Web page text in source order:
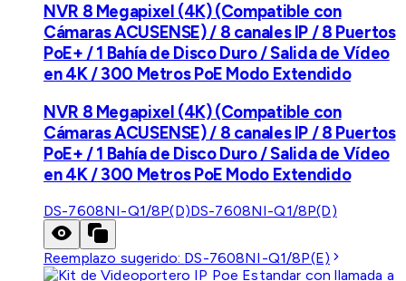
NVR 8 Megapixel (4K) (Compatible con
Cámaras ACUSENSE) / 8 canales IP / 8 Puertos
PoE+ / 1 Bahía de Disco Duro / Salida de Vídeo
en 4K / 300 Metros PoE Modo Extendido
NVR 8 Megapixel (4K) (Compatible con
Cámaras ACUSENSE) / 8 canales IP / 8 Puertos
PoE+ / 1 Bahía de Disco Duro / Salida de Vídeo
en 4K / 300 Metros PoE Modo Extendido
DS-7608NI-Q1/8P(D)DS-7608NI-Q1/8P(D)
Reemplazo sugerido: DS-7608NI-Q1/8P(E)